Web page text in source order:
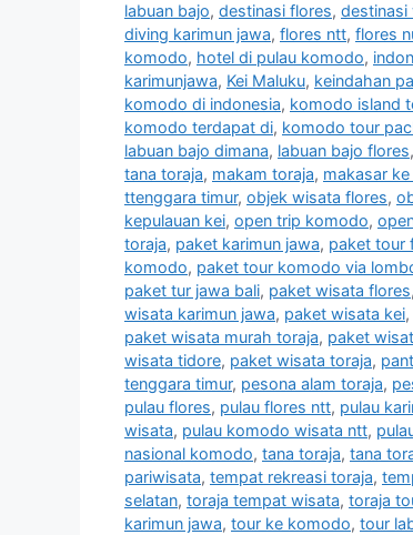
labuan bajo, destinasi flores, destinasi
diving karimun jawa, flores ntt, flores
komodo, hotel di pulau komodo,
karimunjawa, Kei Maluku, keindahan
komodo di indonesia, komodo island
komodo terdapat di, komodo tour
labuan bajo dimana, labuan bajo flores,
tana toraja, makam toraja, makasar
ttenggara timur, objek wisata flores,
kepulauan kei, open trip komodo,
toraja, paket karimun jawa, paket tour
komodo, paket tour komodo via
paket tur jawa bali, paket wisata flores,
wisata karimun jawa, paket wisata kei,
paket wisata murah toraja, paket
wisata tidore, paket wisata toraja,
tenggara timur, pesona alam toraja,
pulau flores, pulau flores ntt, pulau
wisata, pulau komodo wisata ntt,
nasional komodo, tana toraja, tana
pariwisata, tempat rekreasi toraja,
selatan, toraja tempat wisata, toraja
karimun jawa, tour ke komodo, tour